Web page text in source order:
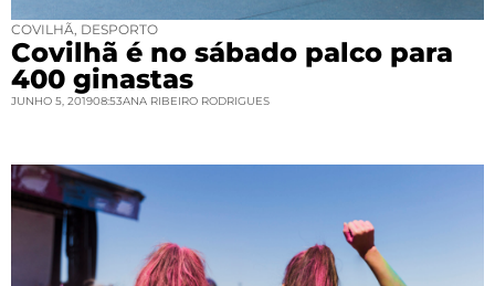
COVILHÃ DESPORTO
Covilhã é no sábado palco para
400 ginastas
JUNHO 5, 201908:53ANA RIBEIRO RODRIGUES